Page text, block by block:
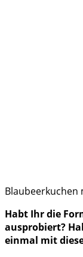
Blaubeerkuchen
Habt Ihr die
ausprobiert?
einmal mit